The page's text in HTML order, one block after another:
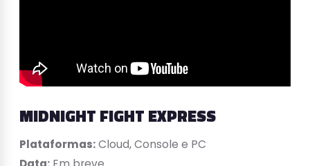
MIDNIGHT FIGHT EXPRESS
Plataformas:Cloud, Console e PC